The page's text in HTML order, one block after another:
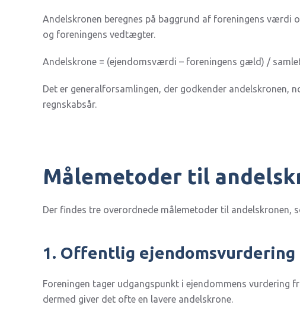
Andelskronen beregnes på baggrund af foreningens værdi
og foreningens vedtægter.
Andelskrone = (ejendomsværdi – foreningens gæld) /
Det er generalforsamlingen, der godkender
regnskabsår.
Målemetoder til
Der findes tre overordnede målemetoder til andelskronen,
1. Offentlig ejendomsvurdering
Foreningen tager udgangspunkt i ejendommens vurdering
dermed giver det ofte en lavere andelskrone.